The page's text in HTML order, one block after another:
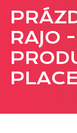
REKLAMA
Viac o
Obchodné
Prezentácia
RAJO